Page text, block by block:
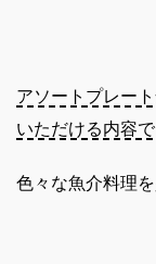
アソートプレー
いただける内容で
色々な魚介料理